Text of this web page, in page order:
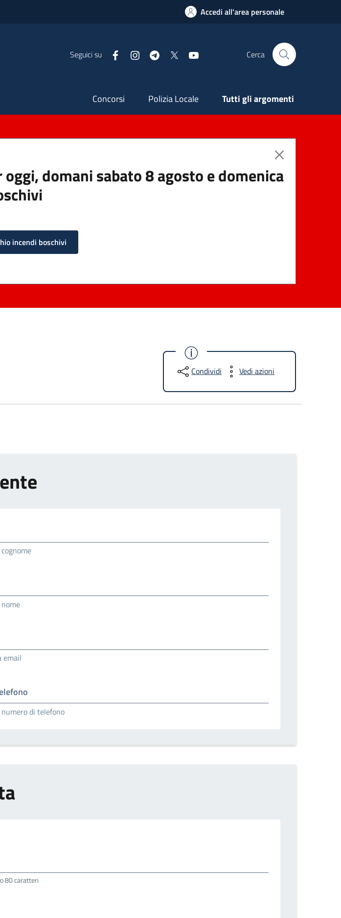
Accedi all'area personale
Seguici su FacebookInstagramTelegram Cerca
Secondaria
Concorsi Polizia Locale Tutti gli argomenti
domani sabato 8 agosto e domenica
incendi boschivi
Condividi Vedi azioni
email
di telefono
80 caratteri